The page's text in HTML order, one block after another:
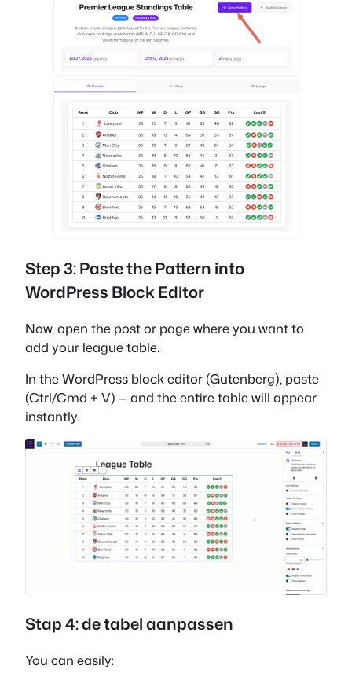
Step 3: Paste the Pattern into
WordPress Block Editor
Now, open the post or page where you want to
add your league table.
In the WordPress block editor (Gutenberg), paste
(Ctrl/Cmd + V) — and the entire table will appear
instantly.
Stap 4: de tabel aanpassen
You can easily: